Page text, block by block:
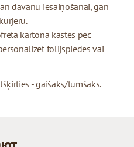
dāvanu iesaiņošanai, gan
kartona kastes pēc
folijspiedes vai
- gaišāks/tumšāks.